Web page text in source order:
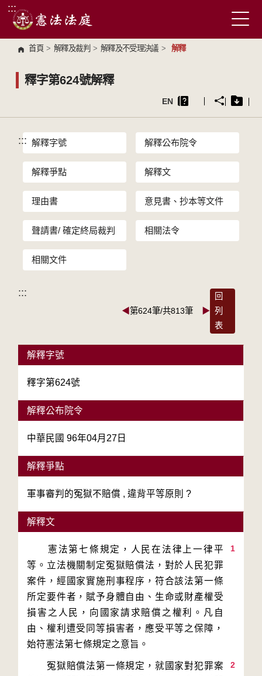
跳到主要內容區塊
:::
首頁 > 解釋及裁判 > 解釋及不受理決議 > 解釋
釋字第624號解釋
EN
::: 解釋字號 解釋公布院令
解釋爭點 解釋文
理由書 意見書、抄本等文件
聲請書/ 確定終局裁判 相關法令
相關文件
:::
◀第624筆/共813筆 ▶
回
列
表
解釋字號
釋字第624號
解釋公布院令
中華民國 96年04月27日
解釋爭點
軍事審判的冤獄不賠償 , 違背平等原則 ?
解釋文
1
憲法第七條規定，人民在法律上一律平
等。立法機關制定冤獄賠償法，對於人民犯罪
案件，經國家實施刑事程序，符合該法第一條
所定要件者，賦予身體自由、生命或財產權受
損害之人民，向國家請求賠償之權利。凡自
由、權利遭受同等損害者，應受平等之保障，
2
冤獄賠償法第一條規定，就國家對犯罪案